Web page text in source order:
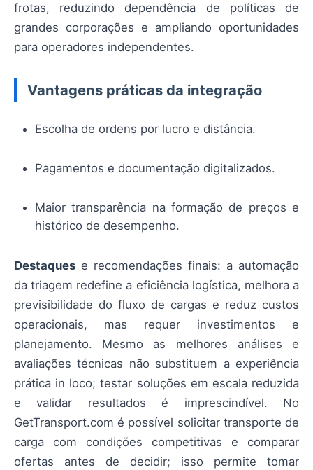
frotas, reduzindo dependência de políticas de
grandes corporações e ampliando oportunidades
para operadores independentes.
Vantagens práticas da integração
Escolha de ordens por lucro e distância.
Pagamentos e documentação digitalizados.
Maior transparência na formação de preços e
histórico de desempenho.
Destaques e recomendações finais: a automação
da triagem redefine a eficiência logística, melhora a
previsibilidade do fluxo de cargas e reduz custos
operacionais, mas requer investimentos e
planejamento. Mesmo as melhores análises e
avaliações técnicas não substituem a experiência
prática in loco; testar soluções em escala reduzida
e validar resultados é imprescindível. No
GetTransport.com é possível solicitar transporte de
carga com condições competitivas e comparar
ofertas antes de decidir; isso permite tomar